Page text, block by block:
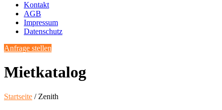
Kontakt
AGB
Impressum
Datenschutz
Anfrage stellen
Mietkatalog
Startseite / Zenith